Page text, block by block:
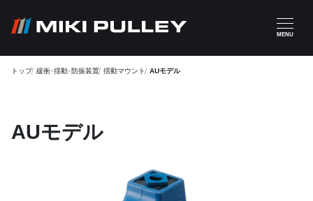
MENU
トップ 緩衝･揺動･防振装置 揺動マウント AUモデル
AUモデル